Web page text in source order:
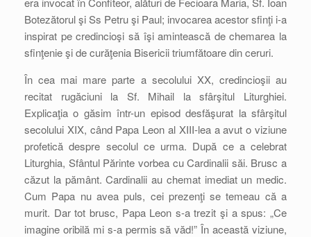
Botezătorul şi Ss Petru şi Paul; invocarea acestor sfinţi i-a
inspirat pe credincioşi să îşi amintească de chemarea la
sfinţenie şi de curăţenia Bisericii triumfătoare din ceruri.
În cea mai mare parte a secolului XX, credincioşii au
recitat rugăciuni la Sf. Mihail la sfârşitul Liturghiei.
Explicaţia o găsim într-un episod desfăşurat la sfârşitul
secolului XIX, când Papa Leon al XIII-lea a avut o viziune
profetică despre secolul ce urma. După ce a celebrat
Liturghia, Sfântul Părinte vorbea cu Cardinalii săi. Brusc a
căzut la pământ. Cardinalii au chemat imediat un medic.
Cum Papa nu avea puls, cei prezenţi se temeau că a
murit. Dar tot brusc, Papa Leon s-a trezit şi a spus: „Ce
imagine oribilă mi s-a permis să văd!” În această viziune,